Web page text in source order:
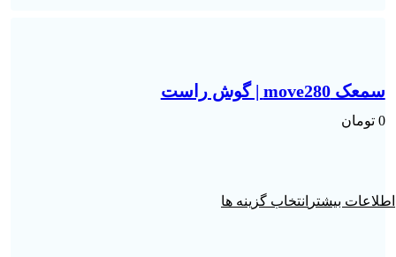
سمعک move280 | گوش راست
0 تومان
انتخاب گزینه ها